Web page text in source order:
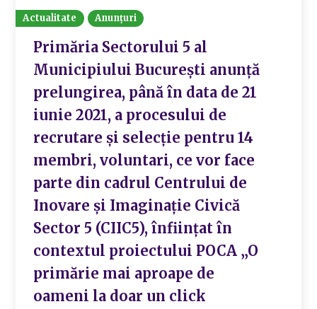
Actualitate Anunțuri
Primăria Sectorului 5 al
Municipiului Bucureşti anunţă
prelungirea, până în data de 21
iunie 2021, a procesului de
recrutare şi selecţie pentru 14
membri, voluntari, ce vor face
parte din cadrul Centrului de
Inovare şi Imaginaţie Civică
Sector 5 (CIIC5), înfiinţat în
contextul proiectului POCA „O
primărie mai aproape de
oameni la doar un click